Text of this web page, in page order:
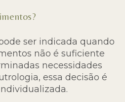
ser indicada quando
não é suficiente
necessidades
essa decisão é